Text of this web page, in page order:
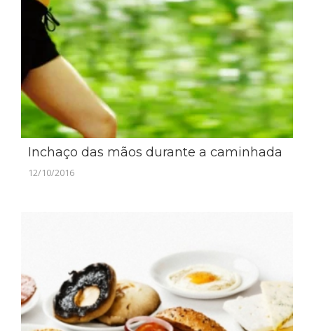
Inchaço das mãos durante a caminhada
12/10/2016